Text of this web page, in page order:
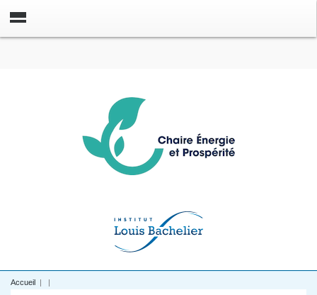
Accueil | |